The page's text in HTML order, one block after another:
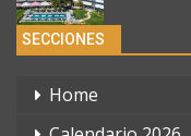
SECCIONES
Home